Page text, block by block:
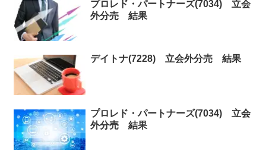
プロレド・パートナーズ(7034) 立会
外分売 結果
デイトナ(7228) 立会外分売 結果
プロレド・パートナーズ(7034) 立会
外分売 結果